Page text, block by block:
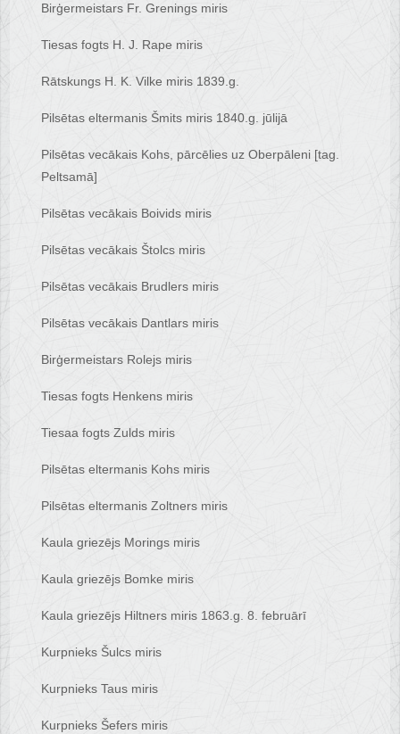
Birģermeistars Fr. Grenings miris
Tiesas fogts H. J. Rape miris
Rātskungs H. K. Vilke miris 1839.g.
Pilsētas eltermanis Šmits miris 1840.g. jūlijā
Pilsētas vecākais Kohs, pārcēlies uz Oberpāleni [tag.
Peltsamā]
Pilsētas vecākais Boivids miris
Pilsētas vecākais Štolcs miris
Pilsētas vecākais Brudlers miris
Pilsētas vecākais Dantlars miris
Birģermeistars Rolejs miris
Tiesas fogts Henkens miris
Tiesaa fogts Zulds miris
Pilsētas eltermanis Kohs miris
Pilsētas eltermanis Zoltners miris
Kaula griezējs Morings miris
Kaula griezējs Bomke miris
Kaula griezējs Hiltners miris 1863.g. 8. februārī
Kurpnieks Šulcs miris
Kurpnieks Taus miris
Kurpnieks Šefers miris